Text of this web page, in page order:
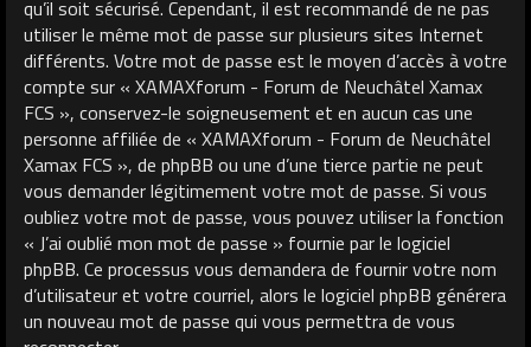
qu’il soit sécurisé. Cependant, il est recommandé de ne pas
utiliser le même mot de passe sur plusieurs sites Internet
différents. Votre mot de passe est le moyen d’accès à votre
compte sur « XAMAXforum - Forum de Neuchâtel Xamax
FCS », conservez-le soigneusement et en aucun cas une
personne affiliée de « XAMAXforum - Forum de Neuchâtel
Xamax FCS », de phpBB ou une d’une tierce partie ne peut
vous demander légitimement votre mot de passe. Si vous
oubliez votre mot de passe, vous pouvez utiliser la fonction
« J’ai oublié mon mot de passe » fournie par le logiciel
phpBB. Ce processus vous demandera de fournir votre nom
d’utilisateur et votre courriel, alors le logiciel phpBB générera
un nouveau mot de passe qui vous permettra de vous